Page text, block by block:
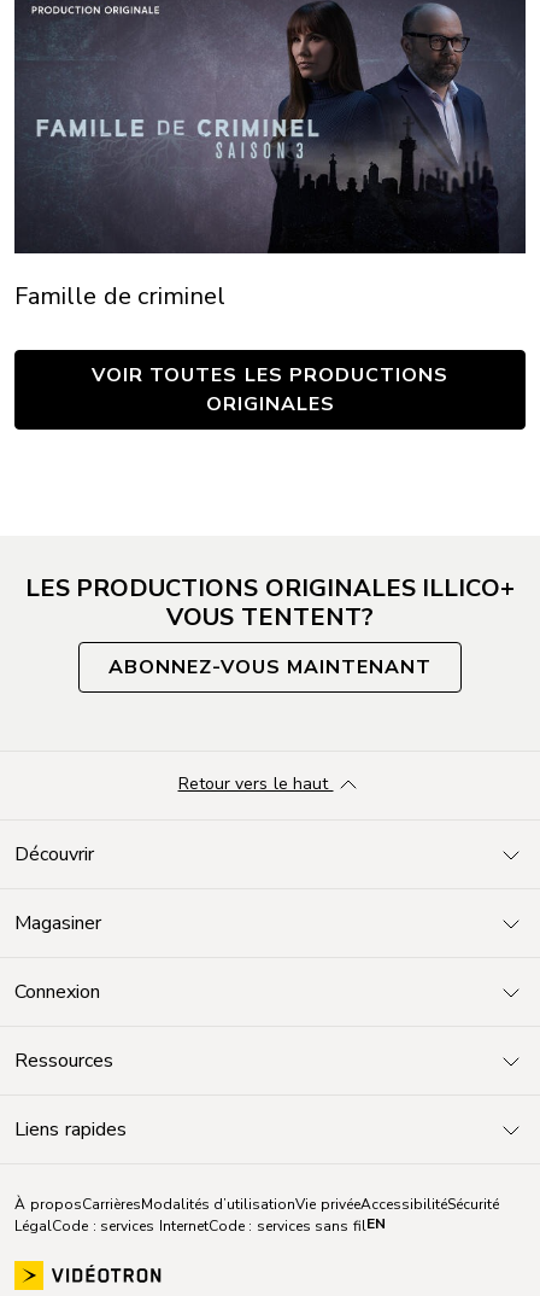
Famille de criminel
VOIR TOUTES LES PRODUCTIONS
ORIGINALES
LES PRODUCTIONS ORIGINALES ILLICO+
VOUS TENTENT?
ABONNEZ-VOUS MAINTENANT
Découvrir
Magasiner
Connexion
Ressources
Liens rapides
Retour vers le haut
À proposCarrièresModalités d’utilisationVie privéeAccessibilitéSécurité
LégalCode : services InternetCode : services sans filEN